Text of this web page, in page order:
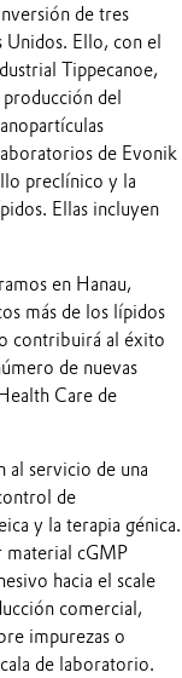
de tres
Ello, con el
Tippecanoe,
del
de Evonik
preclínico y la
Ellas incluyen
en Hanau,
más de los lípidos
contribuirá al éxito
de nuevas
Care de
al servicio de una
de
y la terapia génica.
material cGMP
hacia el scale
comercial,
impurezas o
de laboratorio.